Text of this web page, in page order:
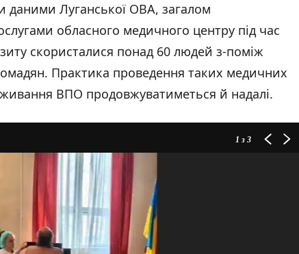
даними Луганської ОВА, загалом
обласного медичного центру під час
скористалися понад 60 людей з-поміж
Практика проведення таких медичних
ВПО продовжуватиметься й надалі.
1 з 3